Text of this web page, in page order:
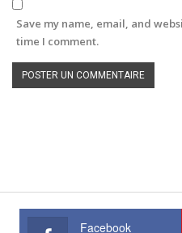
Save my name, email, and
time I comment.
Facebook